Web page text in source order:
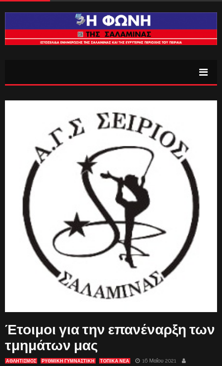
Έτοιμοι για την επανέναρξη των
τμημάτων μας
ΑΘΛΗΤΙΣΜΟΣ ΡΥΘΜΙΚΗ ΓΥΜΝΑΣΤΙΚΗ ΤΟΠΙΚΑ ΝΕΑ
16 Μαΐου 2021